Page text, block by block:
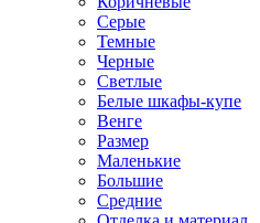
Серые
Темные
Черные
Светлые
Белые шкафы-купе
Венге
Размер
Маленькие
Большие
Средние